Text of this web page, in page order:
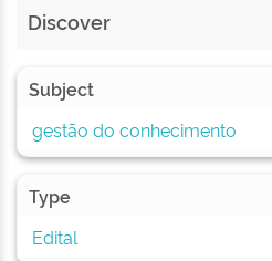
Discover
Subject
gestão do conhecimento
Type
Edital